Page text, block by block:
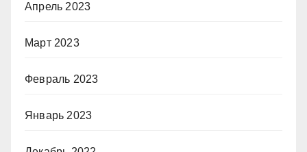
Апрель 2023
Март 2023
Февраль 2023
Январь 2023